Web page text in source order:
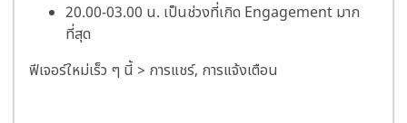
20.00-03.00 น. เป็นช่วงที่เกิด Engagement มาก
ที่สุด
ฟีเจอร์ใหม่เร็ว ๆ นี้ > การแชร์, การแจ้งเตือน